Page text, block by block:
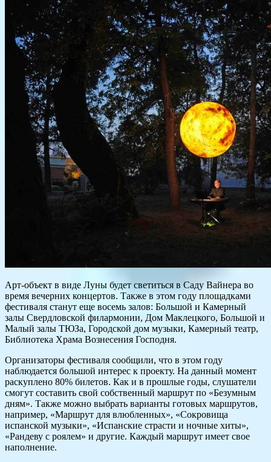
Арт-объект в виде Луны будет светиться в Саду Вайнера во
время вечерних концертов. Также в этом году площадками
фестиваля станут еще восемь залов: Большой и Камерный
залы Свердловской филармонии, Дом Маклецкого, Большой и
Малый залы ТЮЗа, Городской дом музыки, Камерный театр,
Библиотека Храма Вознесения Господня.
Организаторы фестиваля сообщили, что в этом году
наблюдается большой интерес к проекту. На данный момент
раскуплено 80% билетов. Как и в прошлые годы, слушатели
смогут составить свой собственный маршрут по «Безумным
дням». Также можно выбрать варианты готовых маршрутов,
например, «Маршрут для влюбленных», «Сокровища
испанской музыки», «Испанские страсти и ночные хиты»,
«Рандеву с роялем» и другие. Каждый маршрут имеет свое
наполнение.